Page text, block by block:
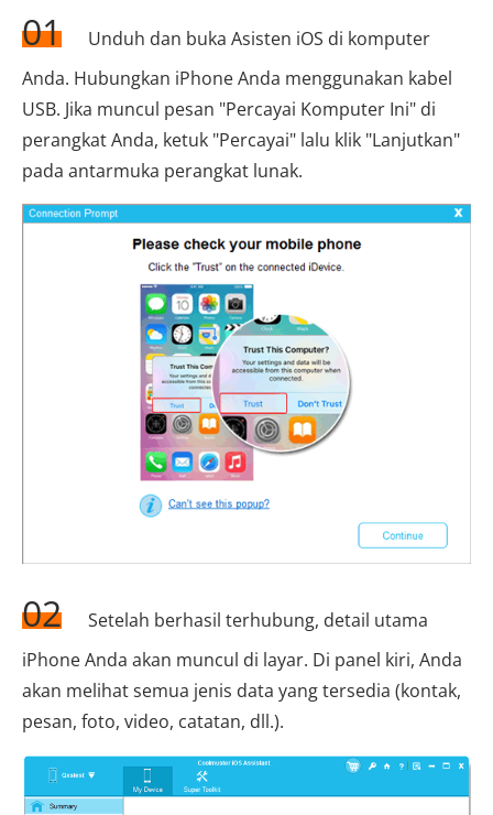
01
Unduh dan buka Asisten iOS di komputer
Anda. Hubungkan iPhone Anda menggunakan kabel
USB. Jika muncul pesan "Percayai Komputer Ini" di
perangkat Anda, ketuk "Percayai" lalu klik "Lanjutkan"
pada antarmuka perangkat lunak.
02
Setelah berhasil terhubung, detail utama
iPhone Anda akan muncul di layar. Di panel kiri, Anda
akan melihat semua jenis data yang tersedia (kontak,
pesan, foto, video, catatan, dll.).